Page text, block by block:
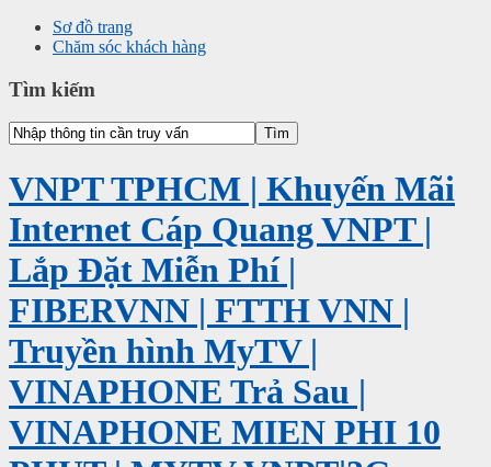
Sơ đồ trang
Chăm sóc khách hàng
Tìm kiếm
VNPT TPHCM | Khuyến Mãi
Internet Cáp Quang VNPT |
Lắp Đặt Miễn Phí |
FIBERVNN | FTTH VNN |
Truyền hình MyTV |
VINAPHONE Trả Sau |
VINAPHONE MIEN PHI 10